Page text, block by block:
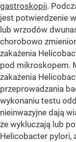
gastroskopii.
jest potwierdzenie
lub wrzodów
chorobowo
zakażenia
pod mikroskopem.
zakażenia
przeprowadzania
wykonaniu testu
nieinwazyjne dają
że wykluczają lub
Helicobacter pylori,